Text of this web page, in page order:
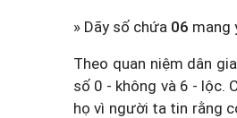
» Dãy số chứa 06 mang
Theo quan niệm dân
số 0 - không và 6 - lộc.
họ vì người ta tin rằng